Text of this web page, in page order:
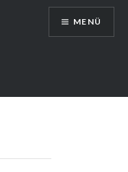
MENÜ